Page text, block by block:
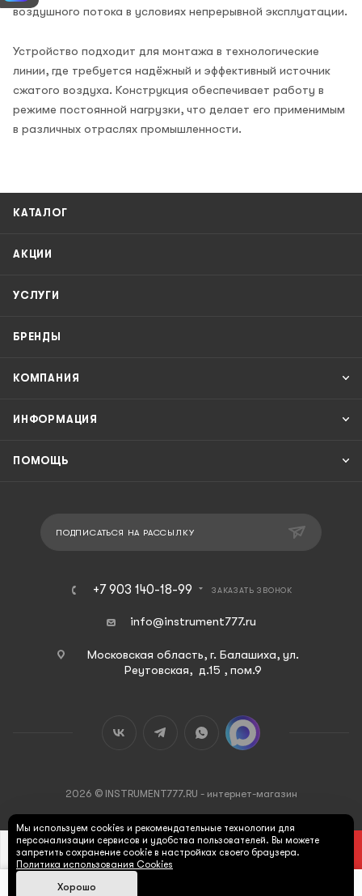
В КОРЗИНУ
воздушного потока в условиях непрерывной эксплуатации.
Устройство подходит для монтажа в технологические
линии, где требуется надёжный и эффективный источник
сжатого воздуха. Конструкция обеспечивает работу в
режиме постоянной нагрузки, что делает его применимым
в различных отраслях промышленности.
КАТАЛОГ
АКЦИИ
УСЛУГИ
БРЕНДЫ
КОМПАНИЯ
ИНФОРМАЦИЯ
ПОМОЩЬ
ПОДПИСАТЬСЯ НА РАССЫЛКУ
+7 903 140-18-99 ЗАКАЗАТЬ ЗВОНОК
info@instrument777.ru
Московская область, г. Балашиха, ул.
Реутовская, д.15 , пом.9
2026 © INSTRUMENT777.RU - интернет-магазин
Мы используем cookies и рекомендательные технологии для
персонализации сервисов и удобства пользователей. Вы можете
запретить сохранение cookie в настройках своего браузера.
Политика использования Cookies
Хорошо